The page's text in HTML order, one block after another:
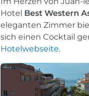
Hotel Best Western
eleganten Zimmer
sich einen Cocktail
Hotelwebseite.